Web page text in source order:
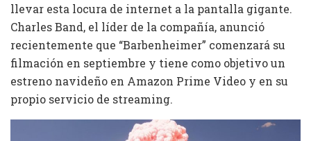
llevar esta locura de internet a la pantalla gigante.
Charles Band, el líder de la compañía, anunció
recientemente que “Barbenheimer” comenzará su
filmación en septiembre y tiene como objetivo un
estreno navideño en Amazon Prime Video y en su
propio servicio de streaming.